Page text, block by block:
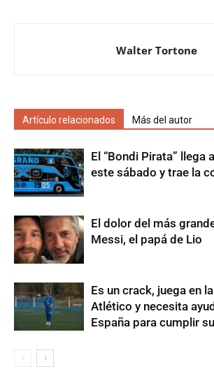
Walter Tortone
Artículo relacionados Más del autor
El “Bondi Pirata” llega
este sábado y trae la
El dolor del más
Messi, el papá de Lio
Es un crack, juega en
Atlético y necesita
España para cumplir